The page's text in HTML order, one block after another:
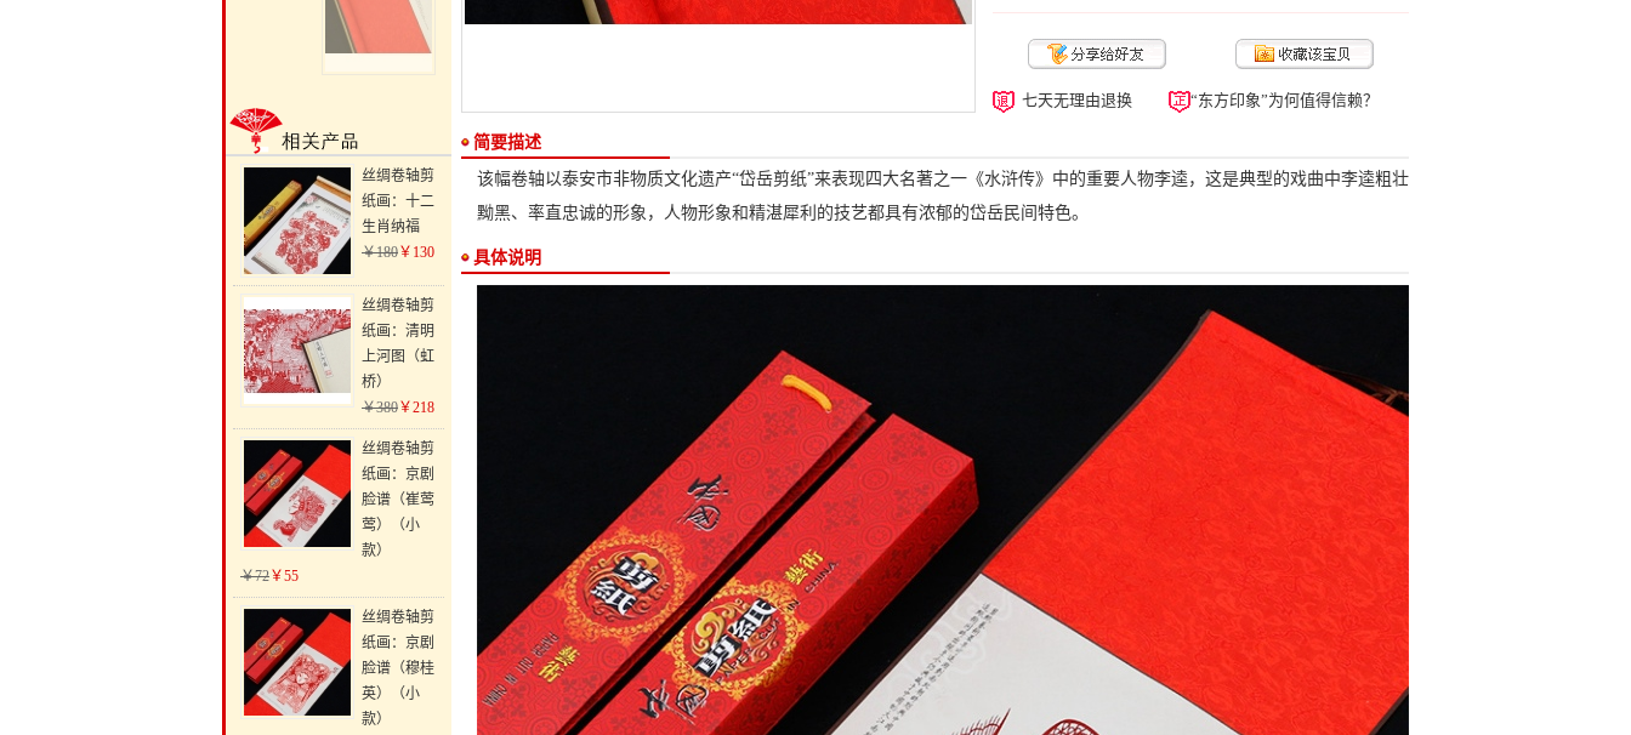
丝绸卷轴剪
纸画：十二
生肖纳福
￥180￥130
丝绸卷轴剪
纸画：清明
上河图（虹
桥）
￥380￥218
丝绸卷轴剪
纸画：京剧
脸谱（崔莺
莺）（小
款）
￥72￥55
丝绸卷轴剪
纸画：京剧
脸谱（穆桂
英）（小
款）
七天无理由退换 “东方印象”为何值得信赖？
简要描述
该幅卷轴以泰安市非物质文化遗产“岱岳剪纸”来表现四大名著之一《水浒传》中的重要人物李逵，这是典型的戏曲中李逵粗壮
黝黑、率直忠诚的形象，人物形象和精湛犀利的技艺都具有浓郁的岱岳民间特色。
具体说明